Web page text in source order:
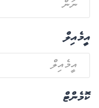
އީމެއިލް
ކޮމެންޓް